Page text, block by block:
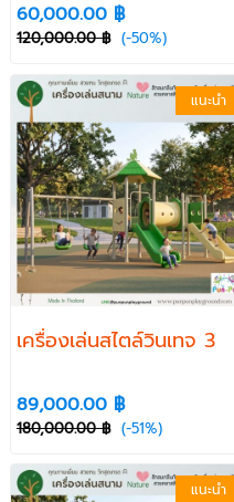
60,000.00 ฿
120,000.00 ฿ (-50%)
แนะนำ
เครื่องเล่นสไตล์วินเทจ 3
89,000.00 ฿
180,000.00 ฿ (-51%)
แนะนำ